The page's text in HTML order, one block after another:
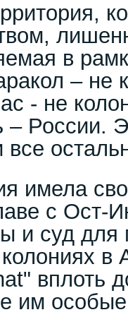
в
– не
- не
России.
все
имела
с Ост-
и суд для
в
вплоть
им